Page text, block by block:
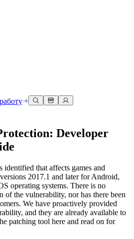
платформ, которые поддерживает
3D опыты
совершенства
пользователя и ссылки на API
терминов
и соединяться
креаторам и инсайдерам
Начните свое путешествие
вопросы
Developer
that affects games and
2017.1 and later for Android,
operating systems. There is no
of the vulnerability, nor has there been
We have proactively provided
and they are already available to
patching tool here and read on for